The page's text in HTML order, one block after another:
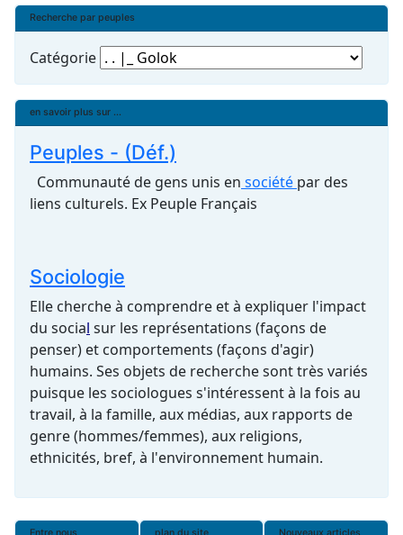
Recherche par peuples
Catégorie
en savoir plus sur ...
Peuples - (Déf.)
Communauté de gens unis en société par des
liens culturels. Ex Peuple Français
Sociologie
Elle cherche à comprendre et à expliquer l'impact
du social sur les représentations (façons de
penser) et comportements (façons d'agir)
humains. Ses objets de recherche sont très variés
puisque les sociologues s'intéressent à la fois au
travail, à la famille, aux médias, aux rapports de
genre (hommes/femmes), aux religions,
ethnicités, bref, à l'environnement humain.